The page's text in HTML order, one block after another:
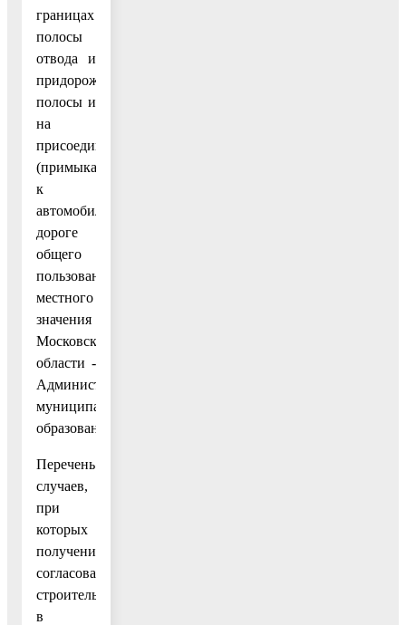
границах
полосы
отвода и
придорожной
полосы и
на
присоединение
(примыкание)
к
автомобильной
дороге
общего
пользования
местного
значения
Московской
области -
Администрацией
муниципального
образования.
Перечень
случаев,
при
которых
получение
согласования
строительства
в